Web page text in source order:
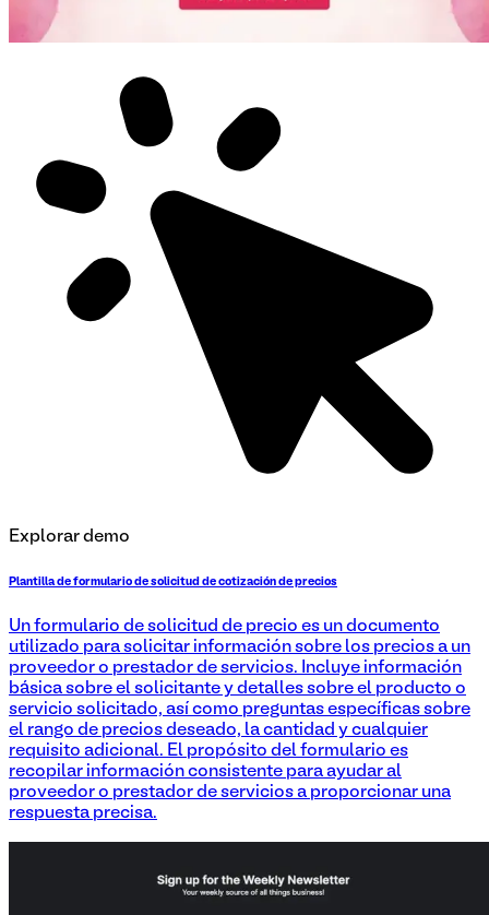
Explorar demo
Plantilla de formulario de solicitud de cotización de precios
Un formulario de solicitud de precio es un documento
utilizado para solicitar información sobre los precios a un
proveedor o prestador de servicios. Incluye información
básica sobre el solicitante y detalles sobre el producto o
servicio solicitado, así como preguntas específicas sobre
el rango de precios deseado, la cantidad y cualquier
requisito adicional. El propósito del formulario es
recopilar información consistente para ayudar al
proveedor o prestador de servicios a proporcionar una
respuesta precisa.